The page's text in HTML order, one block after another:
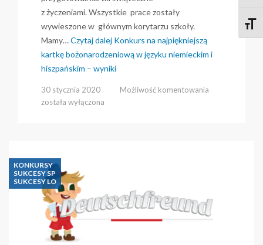
z życzeniami. Wszystkie prace zostały
wywieszone w głównym korytarzu szkoły.
Mamy…Czytaj dalej Konkurs na najpiękniejszą
kartkę bożonarodzeniową w języku niemieckim i
hiszpańskim – wyniki
30 stycznia 2020 Możliwość komentowania
–
wyniki
została wyłączona
KONKURSY
SUKCESY SP
SUKCESY LO